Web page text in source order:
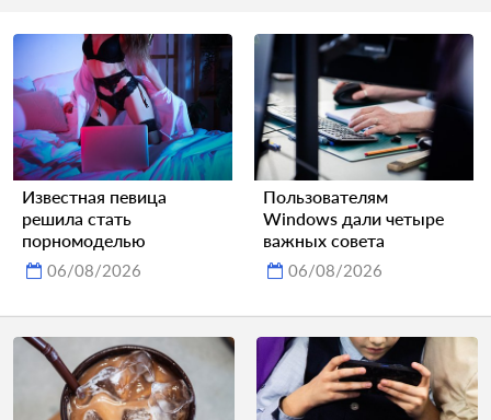
Известная певица
решила стать
порномоделью
06/08/2026
Пользователям
Windows дали четыре
важных совета
06/08/2026